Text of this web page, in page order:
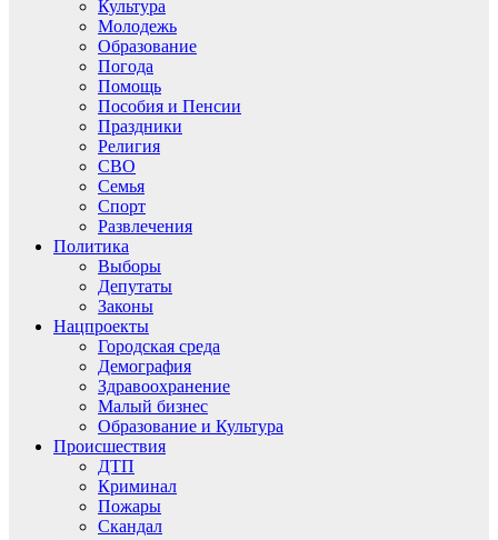
Культура
Молодежь
Образование
Погода
Помощь
Пособия и Пенсии
Праздники
Религия
СВО
Семья
Спорт
Развлечения
Политика
Выборы
Депутаты
Законы
Нацпроекты
Городская среда
Демография
Здравоохранение
Малый бизнес
Образование и Культура
Происшествия
ДТП
Криминал
Пожары
Скандал